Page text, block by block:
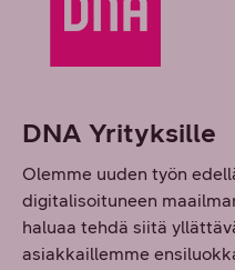
DNA Yrityksille
Olemme uuden työn
digitalisoituneen
haluaa tehdä siitä
asiakkaillemme